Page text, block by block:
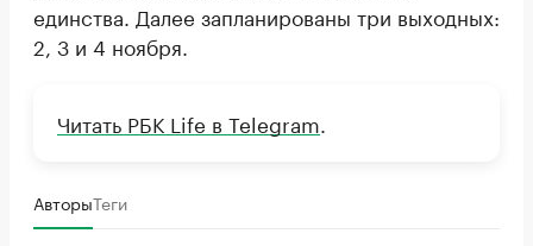
единства. Далее запланированы три выходных:
2, 3 и 4 ноября.
Читать РБК Life в Telegram
АвторыТеги